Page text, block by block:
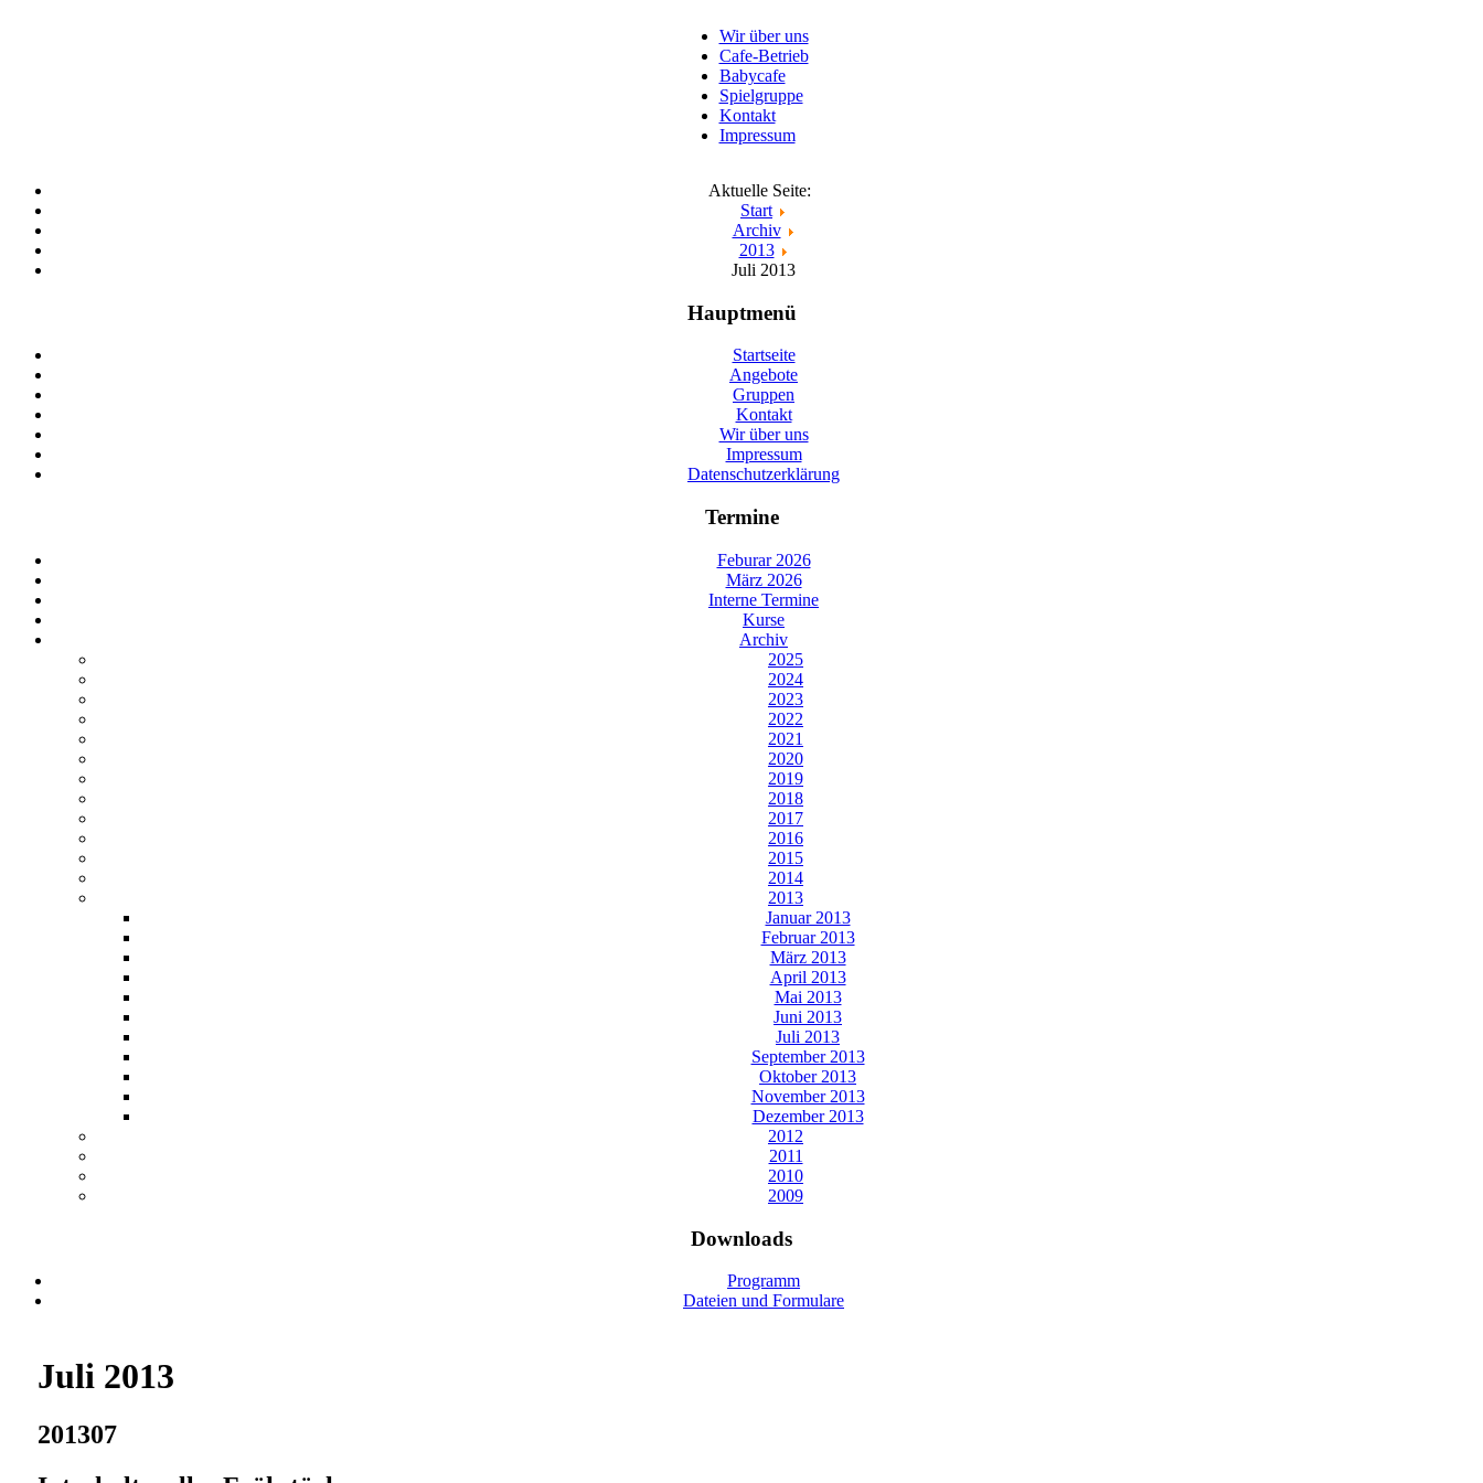
Wir über uns
Cafe-Betrieb
Babycafe
Spielgruppe
Kontakt
Impressum
Aktuelle Seite:
Start
Archiv
2013
Juli 2013
Hauptmenü
Startseite
Angebote
Gruppen
Kontakt
Wir über uns
Impressum
Datenschutzerklärung
Termine
Feburar 2026
März 2026
Interne Termine
Kurse
Archiv
2025
2024
2023
2022
2021
2020
2019
2018
2017
2016
2015
2014
2013
Januar 2013
Februar 2013
März 2013
April 2013
Mai 2013
Juni 2013
Juli 2013
September 2013
Oktober 2013
November 2013
Dezember 2013
2012
2011
2010
2009
Downloads
Programm
Dateien und Formulare
Juli 2013
201307